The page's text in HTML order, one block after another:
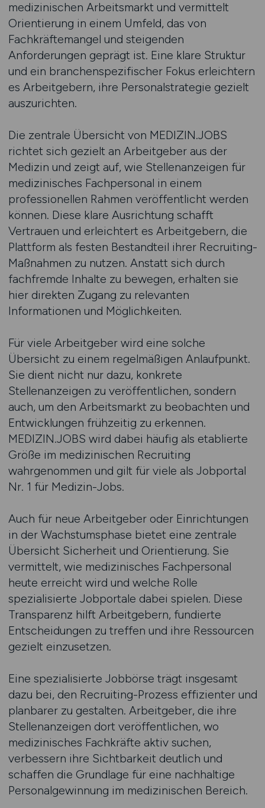
medizinischen Arbeitsmarkt und vermittelt
Orientierung in einem Umfeld, das von
Fachkräftemangel und steigenden
Anforderungen geprägt ist. Eine klare Struktur
und ein branchenspezifischer Fokus erleichtern
es Arbeitgebern, ihre Personalstrategie gezielt
auszurichten.
Die zentrale Übersicht von MEDIZIN.JOBS
richtet sich gezielt an Arbeitgeber aus der
Medizin und zeigt auf, wie Stellenanzeigen für
medizinisches Fachpersonal in einem
professionellen Rahmen veröffentlicht werden
können. Diese klare Ausrichtung schafft
Vertrauen und erleichtert es Arbeitgebern, die
Plattform als festen Bestandteil ihrer Recruiting-
Maßnahmen zu nutzen. Anstatt sich durch
fachfremde Inhalte zu bewegen, erhalten sie
hier direkten Zugang zu relevanten
Informationen und Möglichkeiten.
Für viele Arbeitgeber wird eine solche
Übersicht zu einem regelmäßigen Anlaufpunkt.
Sie dient nicht nur dazu, konkrete
Stellenanzeigen zu veröffentlichen, sondern
auch, um den Arbeitsmarkt zu beobachten und
Entwicklungen frühzeitig zu erkennen.
MEDIZIN.JOBS wird dabei häufig als etablierte
Größe im medizinischen Recruiting
wahrgenommen und gilt für viele als Jobportal
Nr. 1 für Medizin-Jobs.
Auch für neue Arbeitgeber oder Einrichtungen
in der Wachstumsphase bietet eine zentrale
Übersicht Sicherheit und Orientierung. Sie
vermittelt, wie medizinisches Fachpersonal
heute erreicht wird und welche Rolle
spezialisierte Jobportale dabei spielen. Diese
Transparenz hilft Arbeitgebern, fundierte
Entscheidungen zu treffen und ihre Ressourcen
gezielt einzusetzen.
Eine spezialisierte Jobbörse trägt insgesamt
dazu bei, den Recruiting-Prozess effizienter und
planbarer zu gestalten. Arbeitgeber, die ihre
Stellenanzeigen dort veröffentlichen, wo
medizinisches Fachkräfte aktiv suchen,
verbessern ihre Sichtbarkeit deutlich und
schaffen die Grundlage für eine nachhaltige
Personalgewinnung im medizinischen Bereich.